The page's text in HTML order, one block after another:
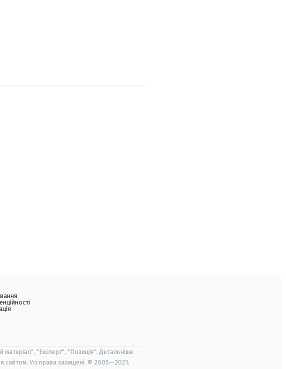
матеріал", "Експерт", "Позиція". Детальніше
сайтом. Усі права захищені. © 2005—2021,